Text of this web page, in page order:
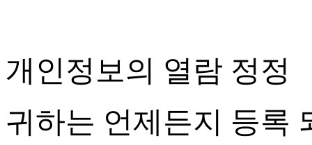
개인정보의 열람 정정
귀하는 언제든지 등록